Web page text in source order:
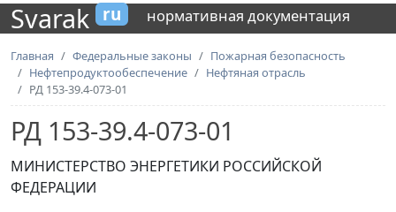
Svarak ru нормативная документация
Главная Федеральные законы
Пожарная безопасность
Нефтепродуктообеспечение
Нефтяная отрасль
РД 153-39.4-073-01
РД 153-39.4-073-01
МИНИСТЕРСТВО ЭНЕРГЕТИКИ РОССИЙСКОЙ
ФЕДЕРАЦИИ